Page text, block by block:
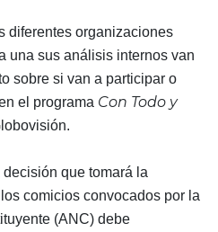
diferentes organizaciones
una sus análisis internos van
sobre si van a participar o
el programa Con Todo y
que tomará la
comicios convocados por la
(ANC) debe